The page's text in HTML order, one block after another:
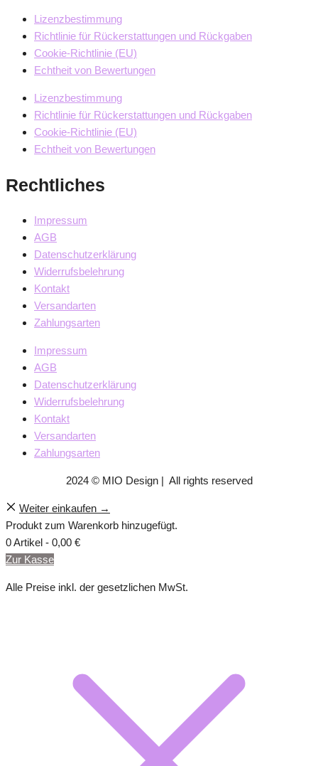
Lizenzbestimmung
Richtlinie für Rückerstattungen und Rückgaben
Cookie-Richtlinie (EU)
Echtheit von Bewertungen
Lizenzbestimmung
Richtlinie für Rückerstattungen und Rückgaben
Cookie-Richtlinie (EU)
Echtheit von Bewertungen
Rechtliches
Impressum
AGB
Datenschutzerklärung
Widerrufsbelehrung
Kontakt
Versandarten
Zahlungsarten
Impressum
AGB
Datenschutzerklärung
Widerrufsbelehrung
Kontakt
Versandarten
Zahlungsarten
2024 © MIO Design | All rights reserved
Weiter einkaufen →
Produkt zum Warenkorb hinzugefügt.
0 Artikel - 0,00 €
Zur Kasse
Alle Preise inkl. der gesetzlichen MwSt.